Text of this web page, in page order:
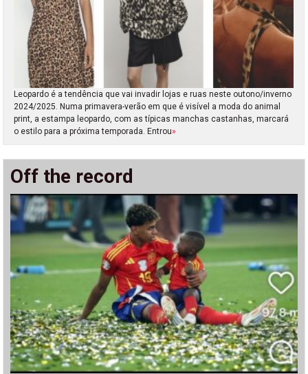
Leopardo é a tendência que vai invadir lojas e ruas neste outono/inverno
2024/2025. Numa primavera-verão em que é visível a moda do animal
print, a estampa leopardo, com as típicas manchas castanhas, marcará
o estilo para a próxima temporada. Entrou»
Off the record